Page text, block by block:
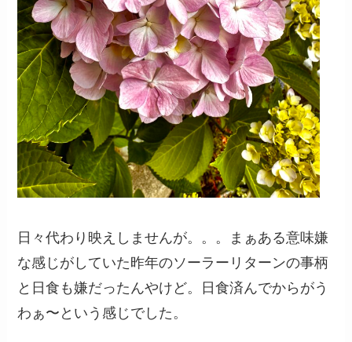
日々代わり映えしませんが。。。まぁある意味嫌
な感じがしていた昨年のソーラーリターンの事柄
と日食も嫌だったんやけど。日食済んでからがう
わぁ〜という感じでした。